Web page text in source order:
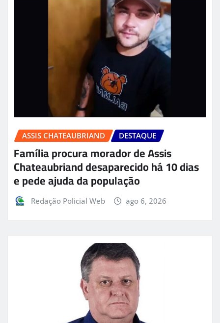
ASSIS CHATEAUBRIAND DESTAQUE
Família procura morador de Assis
Chateaubriand desaparecido há 10 dias
e pede ajuda da população
Redação Policial Web ago 6, 2026